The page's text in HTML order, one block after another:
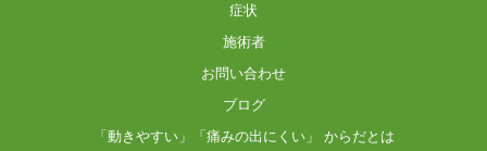
症状
施術者
お問い合わせ
ブログ
「動きやすい」「痛みの出にくい」 からだとは